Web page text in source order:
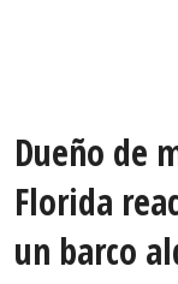
Dueño de
Florida
un barco